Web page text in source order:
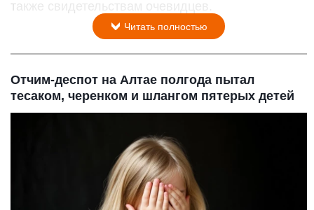
также свидетельствам очевидцев.
Читать полностью
Отчим-деспот на Алтае полгода пытал
тесаком, черенком и шлангом пятерых детей